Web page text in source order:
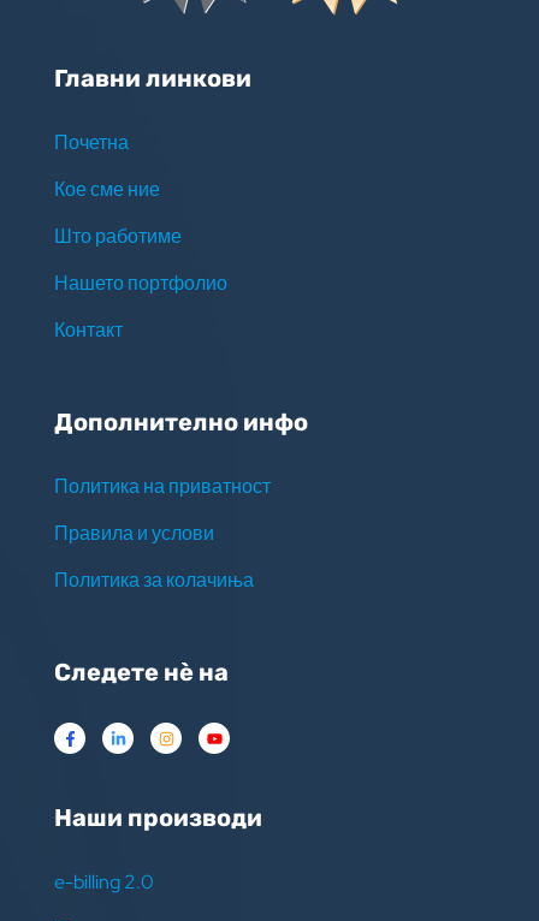
Главни линкови
Почетна
Кое сме ние
Што работиме
Нашето портфолио
Контакт
Дополнително инфо
Политика на приватност
Правила и услови
Политика за колачиња
Следете нѐ на
Наши производи
e-billing 2.0